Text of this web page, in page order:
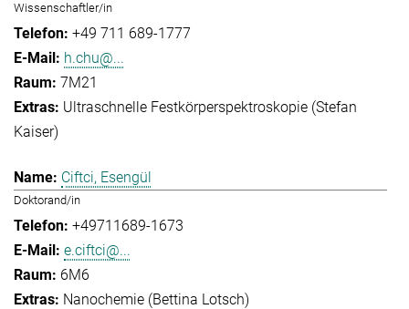
Wissenschaftler/in
+49 711 689-1777
h.chu@...
7M21
Ultraschnelle Festkörperspektroskopie (Stefan
Kaiser)
Ciftci, Esengül
Doktorand/in
+49711689-1673
e.ciftci@...
6M6
Nanochemie (Bettina Lotsch)